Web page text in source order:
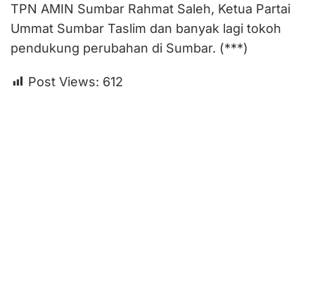
TPN AMIN Sumbar Rahmat Saleh, Ketua Partai
Ummat Sumbar Taslim dan banyak lagi tokoh
pendukung perubahan di Sumbar. (***)
Post Views: 612